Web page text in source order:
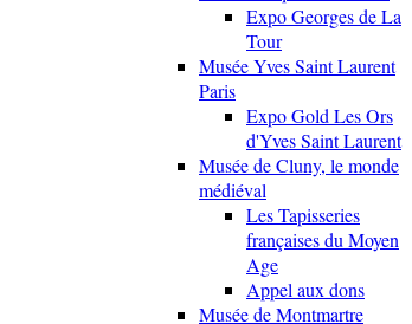
Expo Georges de La
Tour
Musée Yves Saint Laurent
Paris
Expo Gold Les Ors
d'Yves Saint Laurent
Musée de Cluny, le monde
médiéval
Les Tapisseries
françaises du Moyen
Age
Appel aux dons
Musée de Montmartre